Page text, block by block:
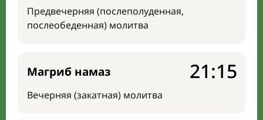
Предвечерняя (послеполуденная,
послеобеденная) молитва
Магриб намаз
Вечерняя (закатная) молитва
21:15